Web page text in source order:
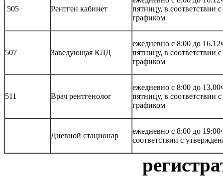
505 Рентген кабинет
пятницу, в соответствии
графиком
507 Заведующая КЛД
ежедневно с 8:00 до
пятницу, в соответствии
графиком
511 Врач рентгенолог
ежедневно с 8:00 до
пятницу, в соответствии
графиком
Дневной стационар
ежедневно с 8:00 до
соответствии с